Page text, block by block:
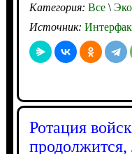
Категория: Все\
Источник:
Ротация
продолжится,